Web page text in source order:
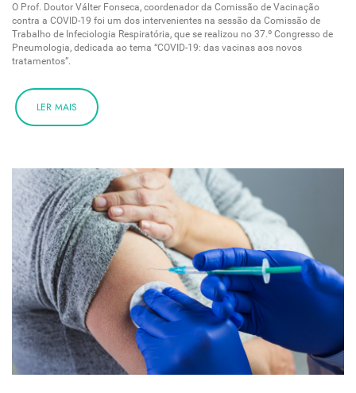
O Prof. Doutor Válter Fonseca, coordenador da Comissão de Vacinação
contra a COVID-19 foi um dos intervenientes na sessão da Comissão de
Trabalho de Infeciologia Respiratória, que se realizou no 37.º Congresso de
Pneumologia, dedicada ao tema “COVID-19: das vacinas aos novos
tratamentos”.
LER MAIS